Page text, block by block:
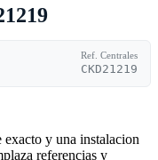
Ref. Centrales
CKD21219
y una instalacion
referencias y